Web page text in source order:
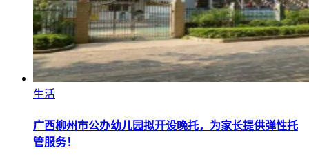
生活
广西柳州市公办幼儿园拟开设晚托，为家长提供弹性托
管服务！